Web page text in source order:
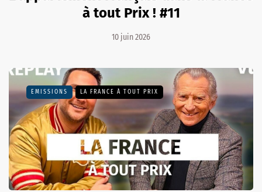
à tout Prix ! #11
10 juin 2026
EMISSIONS LA FRANCE À TOUT PRIX